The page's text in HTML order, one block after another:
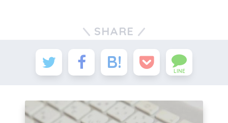
SHARE
LINE